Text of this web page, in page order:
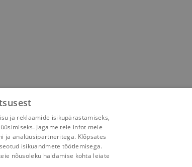
ja reklaamide isikupärastamiseks,
Jagame teie infot meie
ja analüüsipartneritega. Klõpsates
isikuandmete töötlemisega.
nõusoleku haldamise kohta leiate